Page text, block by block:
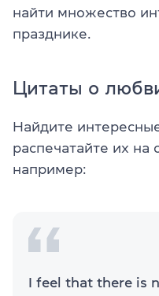
найти множество
празднике.
Цитаты о
Найдите
распечатайте их на
например:
I feel that there is